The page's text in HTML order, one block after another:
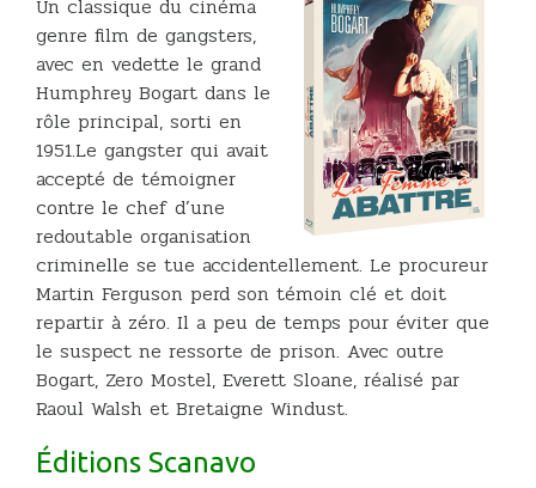
Un classique du cinéma
genre film de gangsters,
avec en vedette le grand
Humphrey Bogart dans le
rôle principal, sorti en
1951.Le gangster qui avait
accepté de témoigner
contre le chef d’une
redoutable organisation
criminelle se tue accidentellement. Le procureur
Martin Ferguson perd son témoin clé et doit
repartir à zéro. Il a peu de temps pour éviter que
le suspect ne ressorte de prison. Avec outre
Bogart, Zero Mostel, Everett Sloane, réalisé par
Raoul Walsh et Bretaigne Windust.
Éditions Scanavo